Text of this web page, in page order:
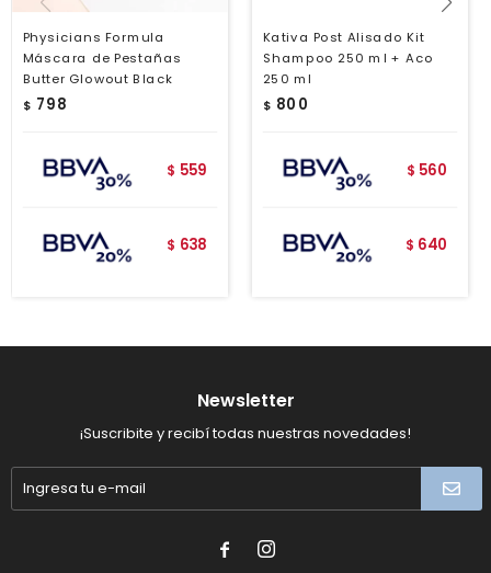
Physicians Formula
Máscara de Pestañas
Butter Glowout Black
$ 798
$ 559
$ 638
Kativa Post Alisado Kit
Shampoo 250 ml + Aco
250 ml
$ 800
$ 560
$ 640
Newsletter
¡Suscribite y recibí todas nuestras novedades!
 